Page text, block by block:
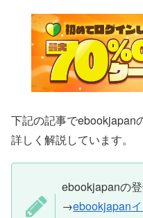
下記の記事でebookjapan
詳しく解説しています。
ebookjapanの
→ebookjapan